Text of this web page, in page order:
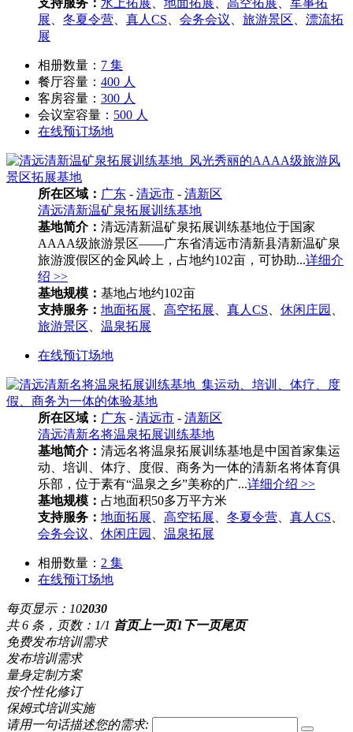
展
冬夏令营 真人CS 会务会议 旅游景区
漂流拓
展
相册数量： 7 集
餐厅容量： 400 人
客房容量： 300 人
会议室容量： 500 人
在线预订场地
所在区域： 广东 - 清远市 - 清新区
清远清新温矿泉拓展训练基地
基地简介： 清远清新温矿泉拓展训练基地位于国家
AAAA级旅游景区——广东省清远市清新县清新温矿泉
旅游渡假区的金风岭上，占地约102亩，可协助...详细介
绍 >>
基地规模： 基地占地约102亩
支持服务： 地面拓展 高空拓展 真人CS 休闲庄园
旅游景区
温泉拓展
在线预订场地
所在区域： 广东 - 清远市 - 清新区
清远清新名将温泉拓展训练基地
基地简介： 清远名将温泉拓展训练基地是中国首家集运
动、培训、体疗、度假、商务为一体的清新名将体育俱
乐部，位于素有“温泉之乡”美称的广...详细介绍 >>
基地规模： 占地面积50多万平方米
支持服务： 地面拓展 高空拓展 冬夏令营 真人CS
会务会议
休闲庄园 温泉拓展
相册数量： 2 集
在线预订场地
每页显示： 102030
共 6 条，页数：1/1 首页上一页1 下一页尾页
免费发布培训需求
发布培训需求
量身定制方案
按个性化修订
保姆式培训实施
请用一句话描述您的需求: